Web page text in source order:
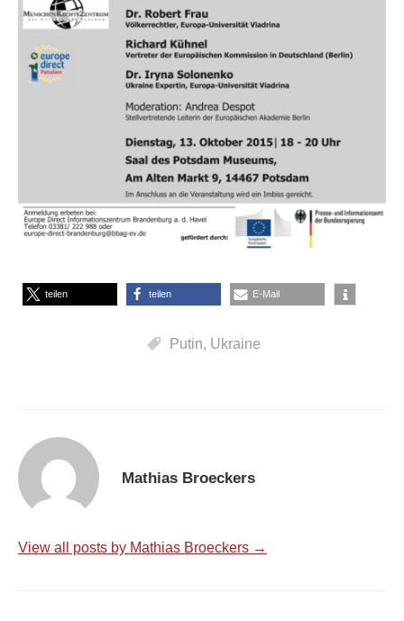
teilen teilen E-Mail
Putin, Ukraine
Mathias Broeckers
View all posts by Mathias Broeckers →